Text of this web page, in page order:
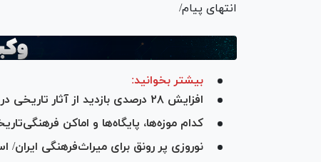
انتهای پیام/
بیشتر بخوانید:
افزایش ۲۸ درصدی بازدید از آثار تاریخی در نوروز ۱۴۰۴/ گردشگری فرهنگی ایران بر مدار رشد
کدام موزه‌ها، پایگاه‌ها و اماکن فرهنگی‌تاریخی روز ۱۳ فروردین
نوروزی پر رونق برای میراث‌فرهنگی ایران/ استقبال نزدیک به ۳